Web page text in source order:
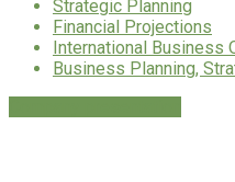
Strategic Planning
Financial Projections
International Business
Business Planning,